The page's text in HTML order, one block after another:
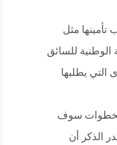
تأمينها مثل
الوطنية للسائق
التي يطلبها
الخطوات سوف
الذكر أن